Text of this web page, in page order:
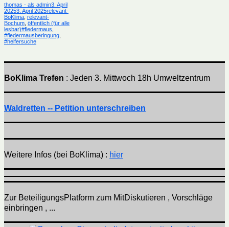
Autor
thomas - als adminVeröffentlicht
am
3. April
20253. April 2025Kategorien
relevant-
BoKlima relevant-
Bochum öffentlich (für alle
lesbar)Schlagwörter
#fledermaus
#fledermausberingung
#helfersuche
BoKlima Trefen : Jeden 3. Mittwoch 18h Umweltzentrum
Waldretten -- Petition unterschreiben
Weitere Infos (bei BoKlima) : hier
Zur BeteiligungsPlatform zum MitDiskutieren , Vorschläge
einbringen , ...